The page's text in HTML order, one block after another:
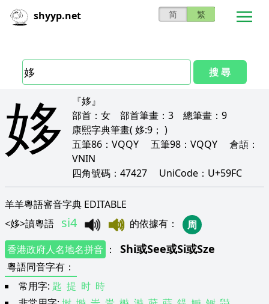
shyyp.net 简 繁
搜 尋
姼
『姼』
部首： 女 部首筆畫： 3 總筆畫： 9
康熙字典筆畫( 姼:9； )
五筆86： VQQY 五筆98： VQQY 倉頡：
VNIN
四角號碼： 47427 UniCode： U+59FC
羊羊粵語審音字典 EDITABLE
<姼>讀粵語 si4 的依據有 ：
周
香港政府人名地名拼音 ： Shi或See或Si或Sze
粵語同音字有 ：
常用字: 匙 提 时 時